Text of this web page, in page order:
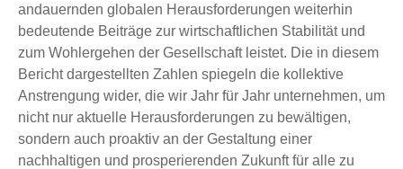
andauernden globalen Herausforderungen weiterhin
bedeutende Beiträge zur wirtschaftlichen Stabilität und
zum Wohlergehen der Gesellschaft leistet. Die in diesem
Bericht dargestellten Zahlen spiegeln die kollektive
Anstrengung wider, die wir Jahr für Jahr unternehmen, um
nicht nur aktuelle Herausforderungen zu bewältigen,
sondern auch proaktiv an der Gestaltung einer
nachhaltigen und prosperierenden Zukunft für alle zu